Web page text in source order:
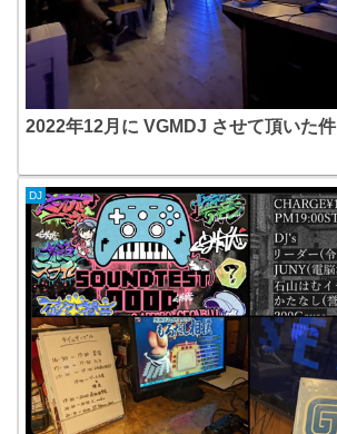
2022年12月に VGMDJ させて頂いた件
DJ